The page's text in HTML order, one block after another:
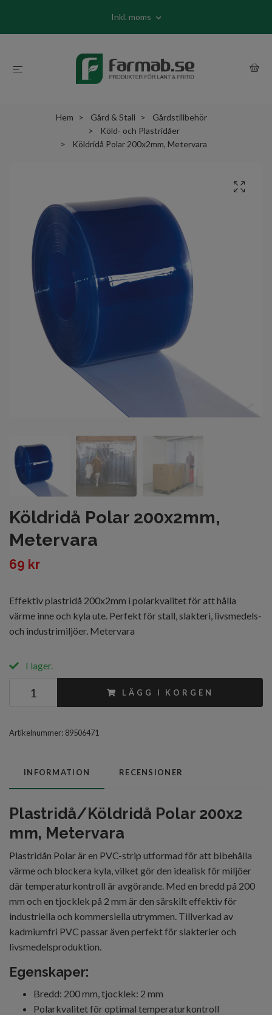
Inkl. moms
Hem Gård & Stall
Gårdstillbehör
Köld- och Plastridåer
Köldridå Polar 200x2mm, Metervara
Köldridå Polar 200x2mm,
Metervara
69 kr
Effektiv plastridå 200x2mm i polarkvalitet för att hålla
värme inne och kyla ute. Perfekt för stall, slakteri, livsmedels-
och industrimiljöer. Metervara
I lager.
LÄGG I KORGEN
Artikelnummer: 89506471
INFORMATION RECENSIONER
Plastridå/Köldridå Polar 200x2
mm, Metervara
Plastridån Polar är en PVC-strip utformad för att bibehålla
värme och blockera kyla, vilket gör den idealisk för miljöer
där temperaturkontroll är avgörande. Med en bredd på 200
mm och en tjocklek på 2 mm är den särskilt effektiv för
industriella och kommersiella utrymmen. Tillverkad av
kadmiumfri PVC passar även perfekt för slakterier och
livsmedelsproduktion.
Egenskaper:
Bredd: 200 mm, tjocklek: 2 mm
Polarkvalitet för optimal temperaturkontroll